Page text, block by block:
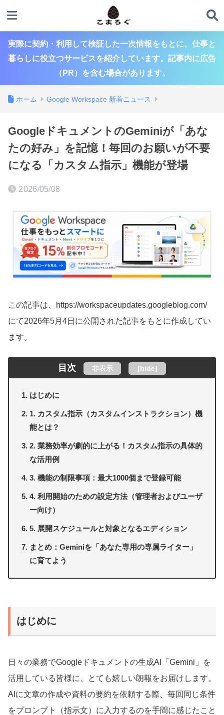
実際に契約・利用して検証した一次情報をもとに、仕事と
暮らしに役立つサービスを紹介しています。記事内に広告
（PR）を含む場合があります。
ホーム Google Workspace 新着ニュース
GoogleドキュメントのGeminiが「あな
たの好み」を記憶！毎回のお願いが不要
になる「カスタム指示」機能が登場
2026/05/08
この記事は、https://workspaceupdates.googleblog.com/
にて2026年5月4日に公開された記事をもとに作成してい
ます。
目次 非表示 [hide]
はじめに
1. カスタム指示（カスタムインストラクション）機
能とは？
2. 業務効率が劇的に上がる！カスタム指示の具体的
な活用例
3. 機能の制限事項：最大1000個まで登録可能
4. 利用開始のための設定方法（管理者およびユーザ
ー向け）
5. 展開スケジュールと対象となるエディション
まとめ：Geminiを「あなた専用の専属ライター」
に育てよう
はじめに
日々の業務でGoogleドキュメントの生成AI「Gemini」を
活用している皆様に、とても嬉しい朗報をお届けします。
AIに文章の作成や資料の要約を依頼する際、毎回同じ条件
をプロンプト（指示文）に入力するのを手間に感じたこと